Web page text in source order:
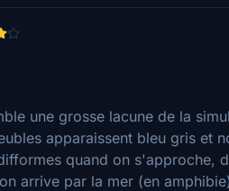
une grosse lacune de la
apparaissent bleu gris et
quand on s'approche,
arrive par la mer (en